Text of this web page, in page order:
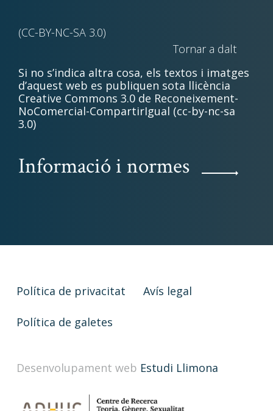
(CC-BY-NC-SA 3.0)
Tornar a dalt
Si no s’indica altra cosa, els textos i imatges
d’aquest web es publiquen sota llicència
Creative Commons 3.0 de Reconeixement-
NoComercial-CompartirIgual (cc-by-nc-sa
3.0)
Informació i normes
Política de privacitat Avís legal
Política de galetes
Desenvolupament web Estudi Llimona